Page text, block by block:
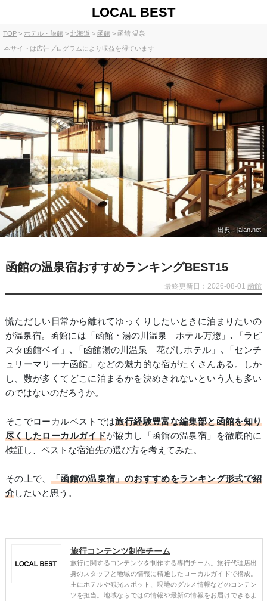
LOCAL BEST
TOP ホテル・旅館 北海道 函館 函館 温泉
本サイトは広告プログラムにより収益を得ています
出典：jalan.net
函館の温泉宿おすすめランキングBEST15
最終更新日：2026-08-01 函館
慌ただしい日常から離れてゆっくりしたいときに泊まりたいの
が温泉宿。函館には「函館・湯の川温泉 ホテル万惣」､「ラビ
スタ函館ベイ」､「函館湯の川温泉 花びしホテル」､「センチ
ュリーマリーナ函館」などの魅力的な宿がたくさんある。しか
し、数が多くてどこに泊まるかを決めきれないという人も多い
のではないのだろうか。
そこでローカルベストでは旅行経験豊富な編集部と函館を知り
尽くしたローカルガイドが協力し「函館の温泉宿」を徹底的に
検証し、ベストな宿泊先の選び方を考えてみた。
その上で、 「函館の温泉宿」のおすすめをランキング形式で紹
介したいと思う。
旅行コンテンツ制作チーム
旅行に関するコンテンツを制作する専門チーム。旅行代理店出
身のスタッフと地域の情報に精通したローカルガイドで構成。
主にホテルや観光スポット、現地のグルメ情報などのコンテン
ツを担当。地域ならではの情報や最新の情報をお届けできるよ